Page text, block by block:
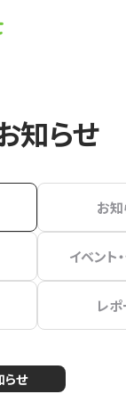
知らせ
お知
イベント
レポ
らせ